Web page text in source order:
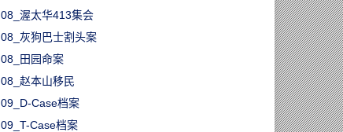
08_渥太华413集会
08_灰狗巴士割头案
08_田园命案
08_赵本山移民
09_D-Case档案
09_T-Case档案